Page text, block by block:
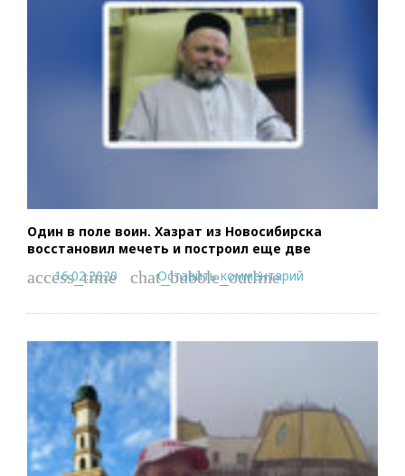
Один в поле воин. Хазрат из Новосибирска
восстановил мечеть и построил еще две
access_time
16.02.2020 chat_bubble_outline
Оставить комментарий